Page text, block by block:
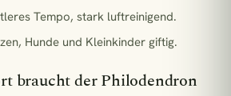
Tempo, stark luftreinigend.
Hunde und Kleinkinder giftig.
braucht der Philodendron